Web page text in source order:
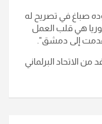
صباغ في تصريح له
هي قلب العمل
قدمت إلى دمشق".
الاتحاد البرلماني